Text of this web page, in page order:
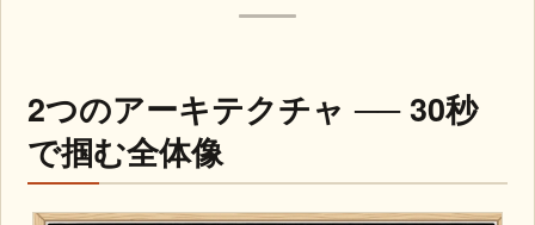
2つのアーキテクチャ ── 30秒
で掴む全体像